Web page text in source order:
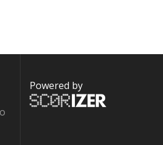
Powered by